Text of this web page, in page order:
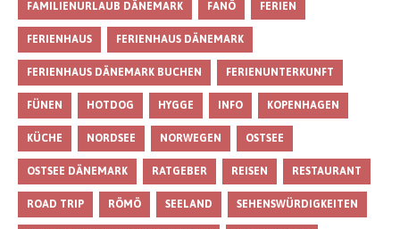
FAMILIENURLAUB DÄNEMARK FANÖ FERIEN
FERIENHAUS FERIENHAUS DÄNEMARK
FERIENHAUS DÄNEMARK BUCHEN FERIENUNTERKUNFT
FÜNEN HOTDOG HYGGE INFO KOPENHAGEN
KÜCHE NORDSEE NORWEGEN OSTSEE
OSTSEE DÄNEMARK RATGEBER REISEN RESTAURANT
ROAD TRIP RÖMÖ SEELAND SEHENSWÜRDIGKEITEN